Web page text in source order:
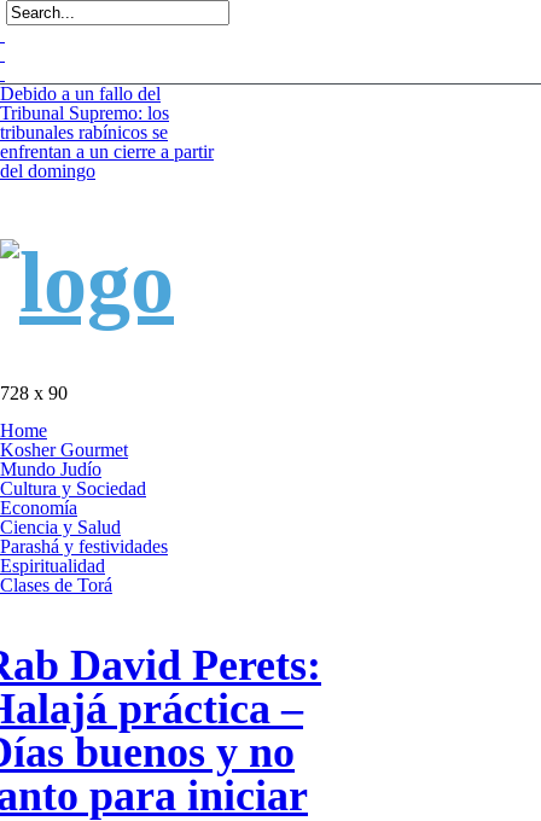
Debido a un fallo del
Tribunal Supremo: los
tribunales rabínicos se
enfrentan a un cierre a partir
del domingo
enfrenta a limitaciones para
aterrizar en la niebla
Alerta sanitaria: Se registra
la primera muerte por el
virus del Nilo Occidental en
728 x 90
Home
Kosher Gourmet
Mundo Judío
Cultura y Sociedad
Economía
Ciencia y Salud
Parashá y festividades
Espiritualidad
Clases de Torá
David Perets:
práctica –
buenos y no
para iniciar